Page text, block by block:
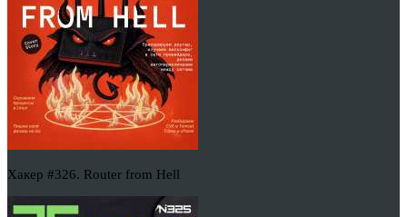
Хакер #326. Router from Hell